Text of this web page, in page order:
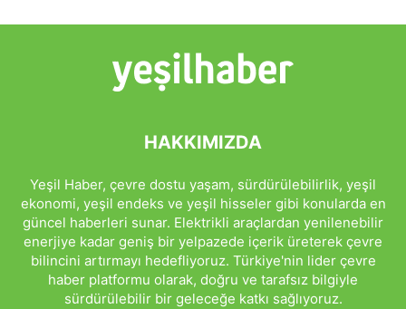
HAKKIMIZDA
Yeşil Haber, çevre dostu yaşam, sürdürülebilirlik, yeşil
ekonomi, yeşil endeks ve yeşil hisseler gibi konularda en
güncel haberleri sunar. Elektrikli araçlardan yenilenebilir
enerjiye kadar geniş bir yelpazede içerik üreterek çevre
bilincini artırmayı hedefliyoruz. Türkiye'nin lider çevre
haber platformu olarak, doğru ve tarafsız bilgiyle
sürdürülebilir bir geleceğe katkı sağlıyoruz.